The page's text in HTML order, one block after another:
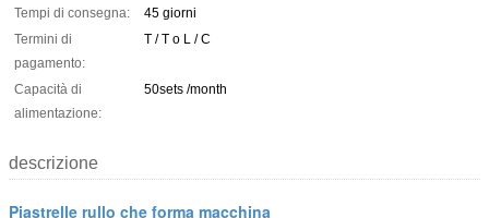
Tempi di consegna:
45 giorni
Termini di
pagamento:
T / T o L / C
Capacità di
alimentazione:
50sets /month
descrizione
Piastrelle rullo che forma macchina